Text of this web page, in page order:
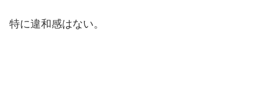
特に違和感はない。